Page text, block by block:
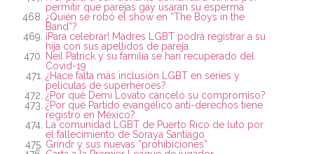
permitir que parejas gay usaran su esperma
¿Quién se robó el show en “The Boys in the
Band”?
¡Para celebrar! Madres LGBT podrá registrar a su
hija con sus apellidos de pareja
Neil Patrick y su familia se han recuperado del
Covid-19
¿Hace falta más inclusión LGBT en series y
películas de superhéroes?
¿Por qué Demi Lovato canceló su compromiso?
¿Por qué Partido evangélico anti-derechos tiene
registro en México?
La comunidad LGBT de Puerto Rico de luto por
el fallecimiento de Soraya Santiago
Grindr y sus nuevas “prohibiciones”